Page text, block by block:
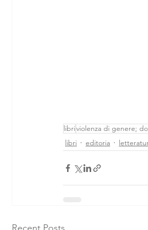
libriviolenza di genere;
libri
editoria